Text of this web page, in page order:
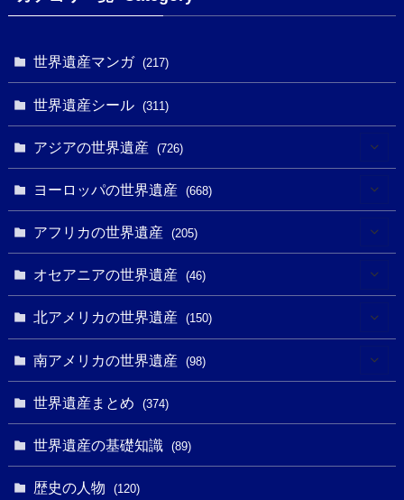
世界遺産マンガ (217)
世界遺産シール (311)
アジアの世界遺産 (726)
(6)
(10)
(10)
ヨーロッパの世界遺産 (668)
(4)
(3)
(6)
(1)
(43)
アフリカの世界遺産 (205)
(8)
(1)
(32)
(13)
オセアニアの世界遺産 (46)
(25)
(6)
北アメリカの世界遺産 (150)
(31)
南アメリカの世界遺産 (98)
(4)
世界遺産まとめ (374)
世界遺産の基礎知識 (89)
歴史の人物 (120)